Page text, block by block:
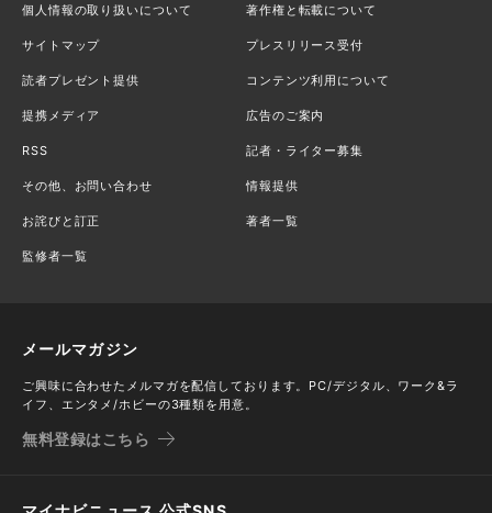
個人情報の取り扱いについて 著作権と転載について
サイトマップ プレスリリース受付
読者プレゼント提供 コンテンツ利用について
提携メディア 広告のご案内
RSS 記者・ライター募集
その他、お問い合わせ 情報提供
お詫びと訂正 著者一覧
監修者一覧
メールマガジン
ご興味に合わせたメルマガを配信しております。PC/デジタル、ワーク&ラ
イフ、エンタメ/ホビーの3種類を用意。
無料登録はこちら